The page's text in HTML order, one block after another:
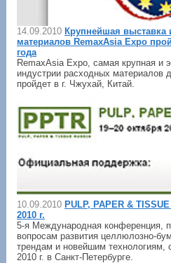
14.09.2010 Крупнейшая выставка
материалов RemaxAsia Expo
года
RemaxAsia Expo, самая крупная и
индустрии расходных материалов
пройдет в г. Чжухай, Китай.
10.09.2010 PULP, PAPER &
2010 г.
5-я Международная конференция,
вопросам развития целлюлозно-
трендам и новейшим технологиям,
2010 г. в Санкт-Петербурге.